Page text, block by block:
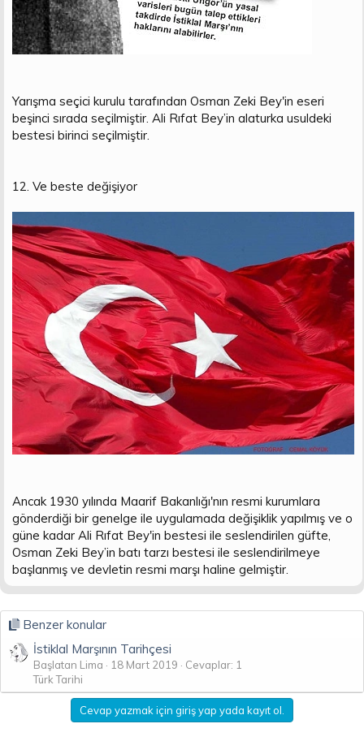
Yarışma seçici kurulu tarafından Osman Zeki Bey'in eseri
beşinci sırada seçilmiştir. Ali Rıfat Bey’in alaturka usuldeki
bestesi birinci seçilmiştir.
12. Ve beste değişiyor
Ancak 1930 yılında Maarif Bakanlığı'nın resmi kurumlara
gönderdiği bir genelge ile uygulamada değişiklik yapılmış ve o
güne kadar Ali Rıfat Bey'in bestesi ile seslendirilen güfte,
Osman Zeki Bey’in batı tarzı bestesi ile seslendirilmeye
başlanmış ve devletin resmi marşı haline gelmiştir.
Benzer konular
İstiklal Marşının Tarihçesi
Başlatan Lima 18 Mart 2019
Cevaplar: 1
Türk Tarihi
Cevap yazmak için giriş yap yada kayıt ol.